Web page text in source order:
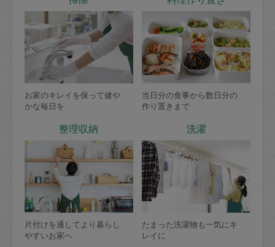
お家のキレイを保って健や
かな毎日を
当日分の食事から数日分の
作り置きまで
整理収納
片付けを通してより暮らし
やすいお家へ
洗濯
たまった洗濯物も一気にキ
レイに